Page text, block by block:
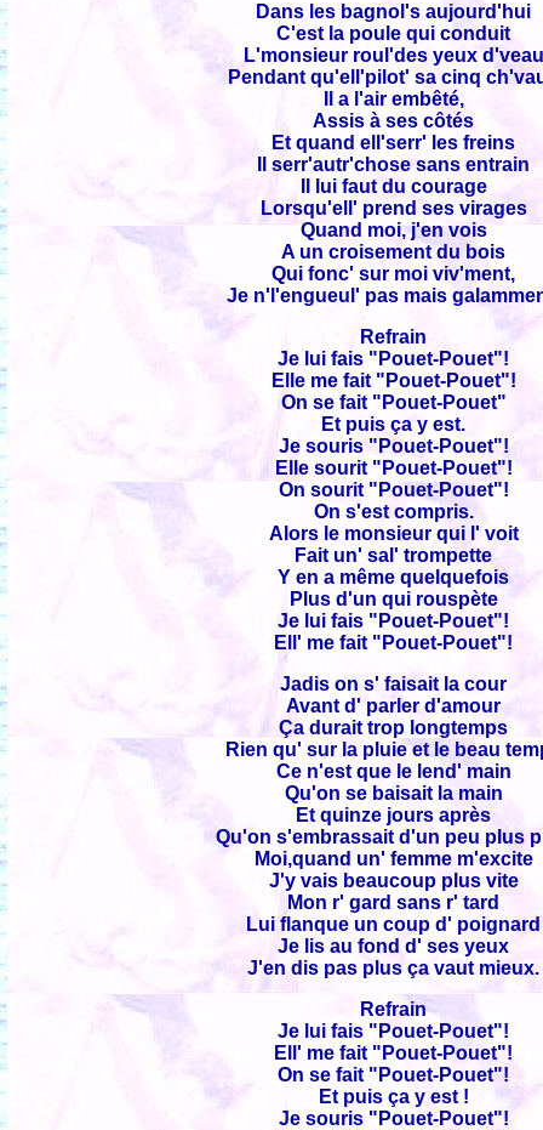
Dans les bagnol's aujourd'hui
C'est la poule qui conduit
L'monsieur roul'des yeux d'veau
Pendant qu'ell'pilot' sa cinq
Il a l'air embêté,
Assis à ses côtés
Et quand ell'serr' les freins
Il serr'autr'chose sans entrain
Il lui faut du courage
Lorsqu'ell' prend ses virages
Quand moi, j'en vois
A un croisement du bois
Qui fonc' sur moi viv'ment,
Je n'l'engueul' pas mais
Refrain
Je lui fais "Pouet-Pouet"!
Elle me fait "Pouet-Pouet"!
On se fait "Pouet-Pouet"
Et puis ça y est.
Je souris "Pouet-Pouet"!
Elle sourit "Pouet-Pouet"!
On sourit "Pouet-Pouet"!
On s'est compris.
Alors le monsieur qui l' voit
Fait un' sal' trompette
Y en a même quelquefois
Plus d'un qui rouspète
Je lui fais "Pouet-Pouet"!
Ell' me fait "Pouet-Pouet"!
Jadis on s' faisait la cour
Avant d' parler d'amour
Ça durait trop longtemps
Rien qu' sur la pluie et le beau
Ce n'est que le lend' main
Qu'on se baisait la main
Et quinze jours après
Qu'on s'embrassait d'un peu plus
Moi,quand un' femme m'excite
J'y vais beaucoup plus vite
Mon r' gard sans r' tard
Lui flanque un coup d' poignard
Je lis au fond d' ses yeux
J'en dis pas plus ça vaut mieux.
Refrain
Je lui fais "Pouet-Pouet"!
Ell' me fait "Pouet-Pouet"!
On se fait "Pouet-Pouet"!
Et puis ça y est !
Je souris "Pouet-Pouet"!